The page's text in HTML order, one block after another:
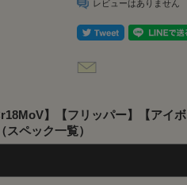
レビューはありません
】【フリッパー】【アイボ
ペック一覧）